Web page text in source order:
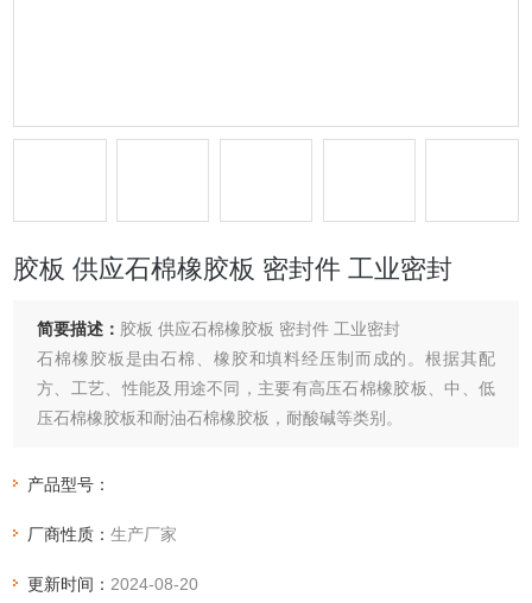
胶板 供应石棉橡胶板 密封件 工业密封
简要描述： 胶板 供应石棉橡胶板 密封件 工业密封
石棉橡胶板是由石棉、橡胶和填料经压制而成的。根据其配
方、工艺、性能及用途不同，主要有高压石棉橡胶板、中、低
压石棉橡胶板和耐油石棉橡胶板，耐酸碱等类别。
产品型号：
厂商性质：生产厂家
更新时间： 2024-08-20